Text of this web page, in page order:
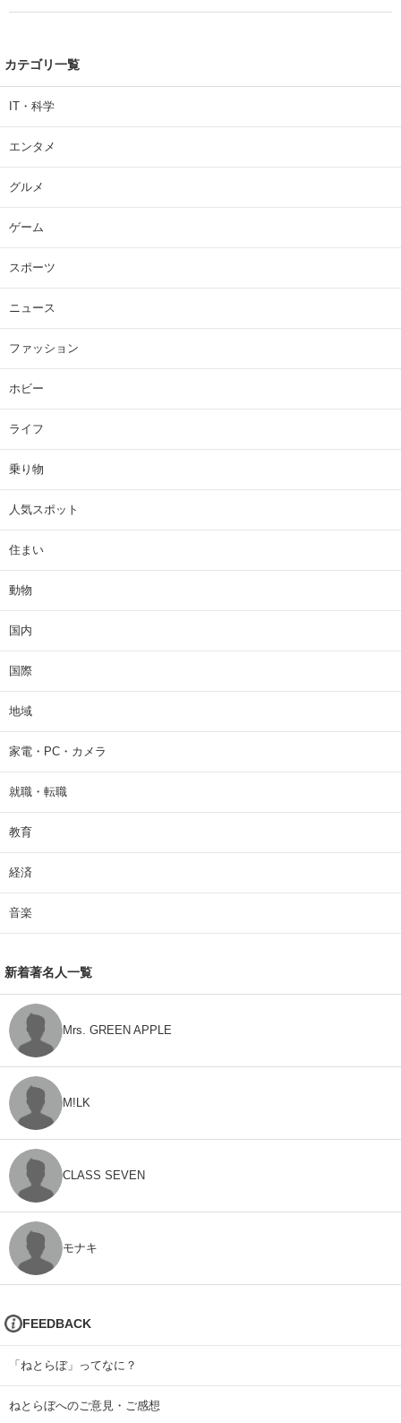
カテゴリ一覧
IT・科学
エンタメ
グルメ
ゲーム
スポーツ
ニュース
ファッション
ホビー
ライフ
乗り物
人気スポット
住まい
動物
国内
国際
地域
家電・PC・カメラ
就職・転職
教育
経済
音楽
新着著名人一覧
Mrs. GREEN APPLE
M!LK
CLASS SEVEN
モナキ
FEEDBACK
「ねとらぼ」ってなに？
ねとらぼへのご意見・ご感想